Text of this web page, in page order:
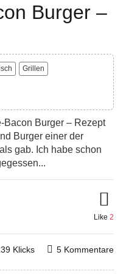
Burger –
Grillen
Bacon Burger – Rezept
Burger einer der
gab. Ich habe schon
Like 2
5 Kommentare
Klicks